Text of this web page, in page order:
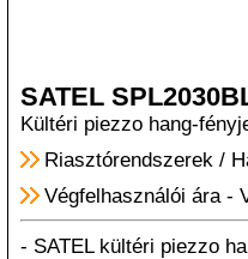
SATEL
Kültéri piezzo hang-
Riasztórendszerek/
Végfelhasználói ára-
- SATEL kültéri piezzo